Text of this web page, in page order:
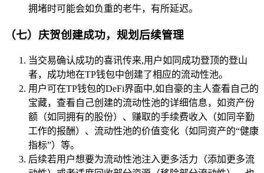
拥堵时可能会如负重的老牛，有所延迟。
（七）庆贺创建成功，规划后续管理
当交易确认成功的喜讯传来,用户如同成功登顶的登山
者，成功地在TP钱包中创建了相应的流动性池。
用户可在TP钱包的DeFi界面中,如自豪的主人查看自己的
宝藏，查看自己创建的流动性池的详细信息，如资产份
额（如同拥有的股份）、赚取的手续费收入（如同辛勤
工作的报酬）、流动性池的价值变化（如同资产的“健康
指标”）等。
后续若用户想要为流动性池注入更多活力（添加更多流